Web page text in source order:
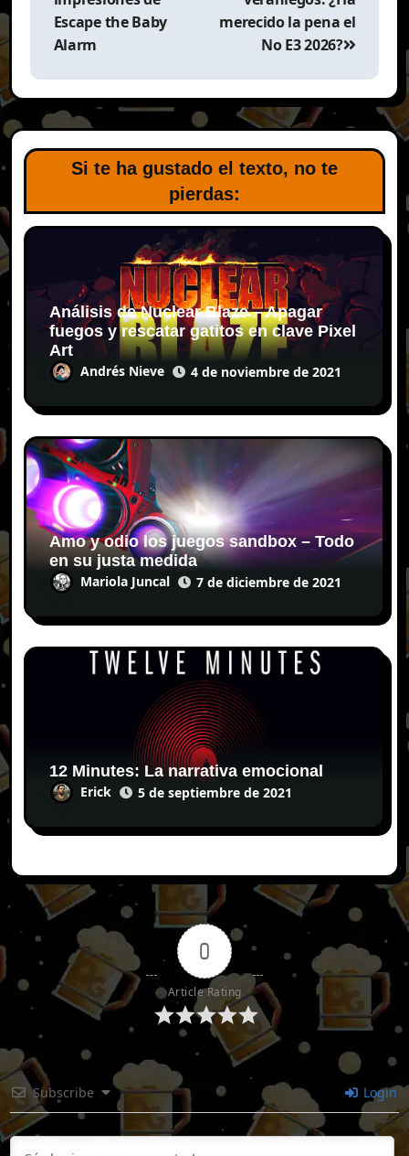
Escape the Baby
Alarm
merecido la pena el
No E3 2026?
Si te ha gustado el texto, no te
pierdas:
Análisis de Nuclear Blaze – Apagar
fuegos y rescatar gatitos en clave Pixel
Art
Andrés Nieve 4 de noviembre de 2021
Amo y odio los juegos sandbox – Todo
en su justa medida
Mariola Juncal 7 de diciembre de 2021
12 Minutes: La narrativa emocional
Erick 5 de septiembre de 2021
0
Article Rating
Subscribe Login